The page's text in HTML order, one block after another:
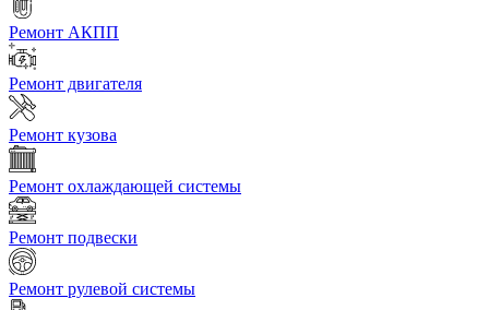
Ремонт АКПП
Ремонт двигателя
Ремонт кузова
Ремонт охлаждающей системы
Ремонт подвески
Ремонт рулевой системы